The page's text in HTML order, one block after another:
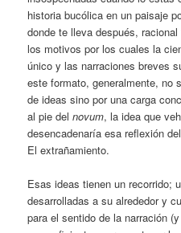
historia bucólica en un paisaje
donde te lleva después,
los motivos por los cuales la
único y las narraciones breves
este formato, generalmente, no
de ideas sino por una carga
al pie delnovum, la idea que
desencadenaría esa reflexión
El extrañamiento.
Esas ideas tienen un recorrido;
desarrolladas a su alrededor y
para el sentido de la narración